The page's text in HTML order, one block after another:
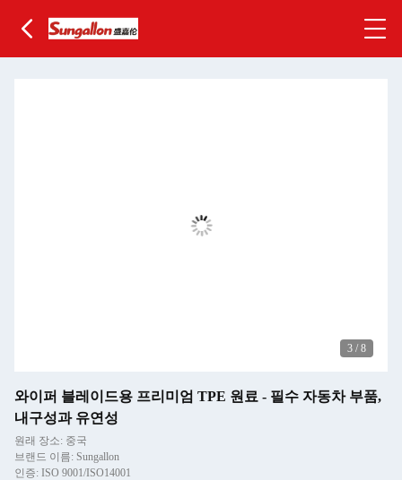
3 / 8
와이퍼 블레이드용 프리미엄 TPE 원료 - 필수 자동차 부품,
내구성과 유연성
원래 장소: 중국
브랜드 이름: Sungallon
인증: ISO 9001/ISO14001